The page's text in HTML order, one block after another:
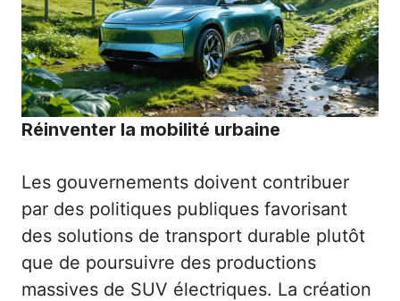
Réinventer la mobilité urbaine
Les gouvernements doivent contribuer
par des politiques publiques favorisant
des solutions de transport durable plutôt
que de poursuivre des productions
massives de SUV électriques. La création